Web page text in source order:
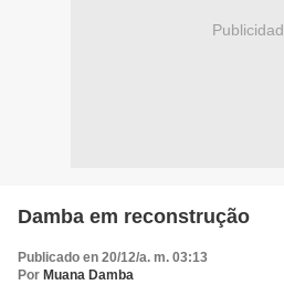
Publicidad
Damba em reconstrução
Publicado en 20/12/a. m. 03:13
Por Muana Damba